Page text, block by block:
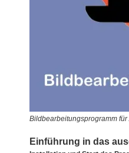
Bildbearbeitungsprogramm für
Einführung in das